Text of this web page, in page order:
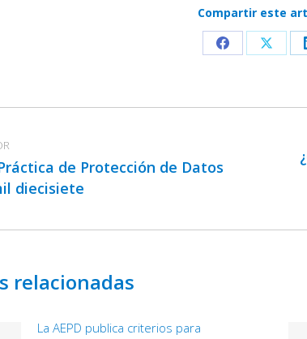
Compartir este
Share
Facebook
Share
X
de Protección de Datos
diecisiete
relacionadas
publica criterios para garantizar la calidad de